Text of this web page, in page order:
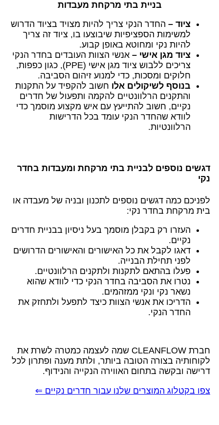
בניית בתי מרקחת מעבדות
ציוד – החדר הנקי צריך להיות מצויד בציוד הדרוש
למשימות הספציפיות שיבוצעו בו, ציוד זה צריך
להיות נקי ומחוטא באופן קבוע.
ציוד מגן אישי – אנשי הצוות העובדים בחדר הנקי
צריכים ללבוש ציוד מגן אישי (PPE), כגון כפפות,
חלוקים ומסכות, כדי למנוע זיהום הסביבה.
בנוסף לשיקולים אלו חשוב להקפיד על התקנות
והתקנים הרלוונטיים להקמה ותפעול של חדרים
נקיים, חשוב להתייעץ עם איש מקצוע מוסמך כדי
לוודא שהחדר הנקי עומד בכל הדרישות
הרלוונטיות.
דגשים נוספים לבניית בתי מרקחת ומעבדות בחדר
נקי
לפניכם כמה דגשים נוספים לתכנון ובניה של מעבדה או
בית מרקחת בחדר נקי:
העזרו רק בקבלן מוסמך בעל ניסיון בבניית חדרים
נקיים.
דאגו לקבל את כל האישורים והאישורים הדרושים
לפני תחילת הבנייה.
פעלו בהתאם לתקנות ולתקנים הרלוונטיים.
נטרו את הסביבה בחדר הנקי כדי לוודא שהוא
נשאר נקי ונקי ממזהמים.
הדריכו את אנשי הצוות כיצד לתפעל ולתחזק את
החדר הנקי.
חברת CLEANFLOW שמה לעצמה כמטרה לשרת את
לקוחותיה בצורה הטובה ביותר, ולתת מענה ופתרון לכל
דרישה ובקשה בתחום האווירה הנקייה והנידוף.
צפו בקטלוג המוצרים שלנו עבור חדרים נקיים ⇐